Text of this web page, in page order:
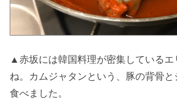
▲赤坂には韓国料理が密集しているエ
ね。カムジャタンという、豚の背骨
食べました。